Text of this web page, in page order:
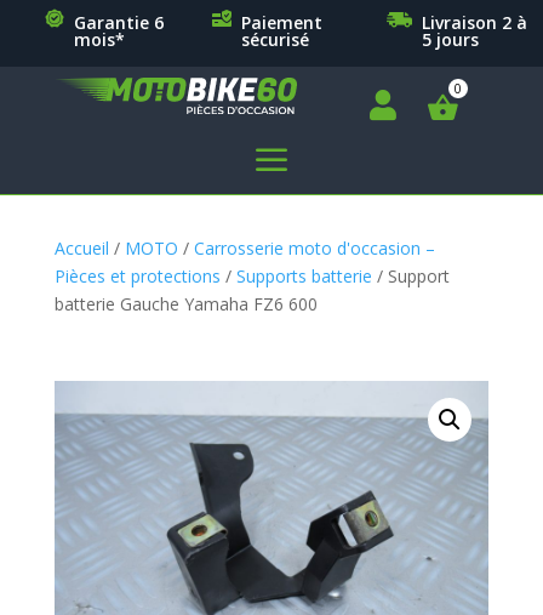
Garantie 6
mois*
Paiement
sécurisé
Livraison 2 à
5 jours

a
Accueil / MOTO / Carrosserie moto d'occasion –
Pièces et protections / Supports batterie / Support
batterie Gauche Yamaha FZ6 600